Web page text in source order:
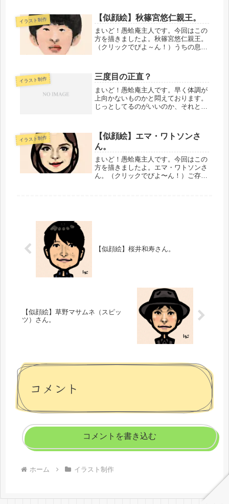
か！」の衣装で。なんとはなしに。
あ、きょうも投稿はちゃんとしま
す。・・・・・...
イラスト制作 【似顔絵】秋篠宮悠仁親王。
まいど！愚蛤庵主人です。今回はこの
方を描きましたよ。秋篠宮悠仁親王。
（クリックでびよ～ん！）うちの息子
境の差を感じずにはいられません。生
まれながらに、というところも気持ち
を...
イラスト制作 三度目の正直？
まいど！愚蛤庵主人です。早く体調が
上向かないものかと悶えております。
じっとしてるのがいいのか、それと
りますけども。・・・・・・・・・・
さて。世の中では、きょうは「バレン
タイン...
イラスト制作
【似顔絵】エマ・ワトソンさ
ん。
まいど！愚蛤庵主人です。今回はこの
方を描きましたよ。エマ・ワトソンさ
ん。（クリックでびよ〜ん！）ご存知
【似顔絵】桜井和寿さん。
【似顔絵】草野マサムネ（スピッ
ツ）さん。
コメント
コメントを書き込む
ホーム イラスト制作